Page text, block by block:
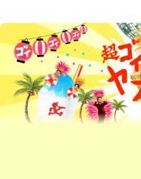
超ゴイゴイヤスー夏祭